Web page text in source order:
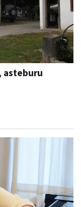
asteburu